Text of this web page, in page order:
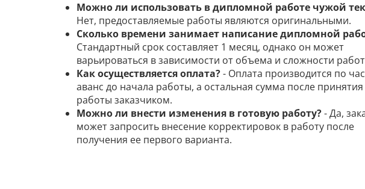
Можно ли использовать в дипломной работе чужой
Нет, предоставляемые работы являются оригинальными.
Сколько времени занимает написание дипломной
Стандартный срок составляет 1 месяц, однако он может
варьироваться в зависимости от объема и сложности
Как осуществляется оплата?- Оплата производится по
аванс до начала работы, а остальная сумма после принятия
работы заказчиком.
Можно ли внести изменения в готовую работу?- Да,
может запросить внесение корректировок в работу после
получения ее первого варианта.